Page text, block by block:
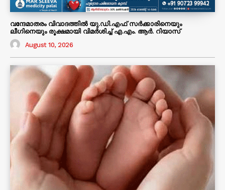
വന്ദേമാതരം വിവാദത്തിൽ യു.ഡി.എഫ് സർക്കാരിനെയും
ലീഗിനെയും രൂക്ഷമായി വിമർശിച്ച് എ.എം. ആർ. റിയാസ്
August 10, 2026